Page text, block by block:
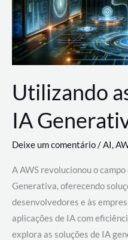
Utilizando
IA
Deixe um comentário/AI,
A AWS revolucionou o
Generativa, oferecendo
desenvolvedores e às
aplicações de IA com
explora as soluções de IA